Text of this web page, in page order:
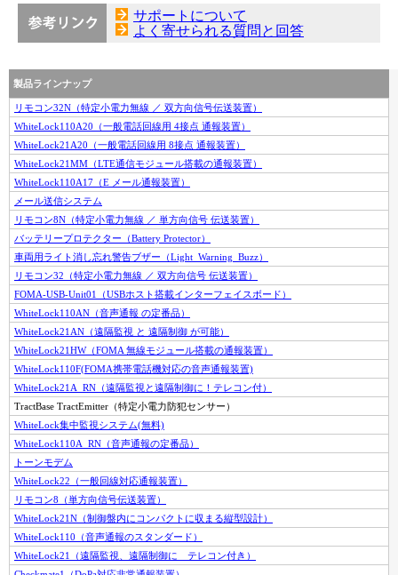
サポートについて
よく寄せられる質問と回答
製品ラインナップ
リモコン32N（特定小電力無線 ／ 双方向信号伝送装置）
WhiteLock110A20（一般電話回線用 4接点 通報装置）
WhiteLock21A20（一般電話回線用 8接点 通報装置）
WhiteLock21MM（LTE通信モジュール搭載の通報装置）
WhiteLock110A17（E メール通報装置）
メール送信システム
リモコン8N（特定小電力無線 ／ 単方向信号 伝送装置）
バッテリープロテクター（Battery Protector）
車両用ライト消し忘れ警告ブザー（Light_Warning_Buzz）
リモコン32（特定小電力無線 ／ 双方向信号 伝送装置）
FOMA-USB-Unit01（USBホスト搭載インターフェイスボード）
WhiteLock110AN（音声通報 の定番品）
WhiteLock21AN（遠隔監視 と 遠隔制御 が可能）
WhiteLock21HW（FOMA 無線モジュール搭載の通報装置）
WhiteLock110F(FOMA携帯電話機対応の音声通報装置)
WhiteLock21A_RN（遠隔監視と遠隔制御に！テレコン付）
TractBase TractEmitter（特定小電力防犯センサー）
WhiteLock集中監視システム(無料)
WhiteLock110A_RN（音声通報の定番品）
トーンモデム
WhiteLock22（一般回線対応通報装置）
リモコン8（単方向信号伝送装置）
WhiteLock21N（制御盤内にコンパクトに収まる縦型設計）
WhiteLock110（音声通報のスタンダード）
WhiteLock21（遠隔監視、遠隔制御に テレコン付き）